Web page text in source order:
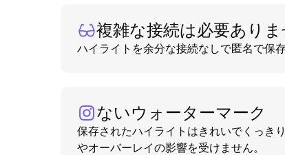
複雑な接続は必要ありま
ハイライトを余分な接続なしで匿名で保存
ないウォーターマーク
保存されたハイライトはきれいでくっき
やオーバーレイの影響を受けません。